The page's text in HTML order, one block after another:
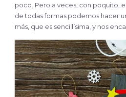
poco. Pero a veces, con poquito,
de todas formas podemos hacer
más, que es sencillísima, y nos